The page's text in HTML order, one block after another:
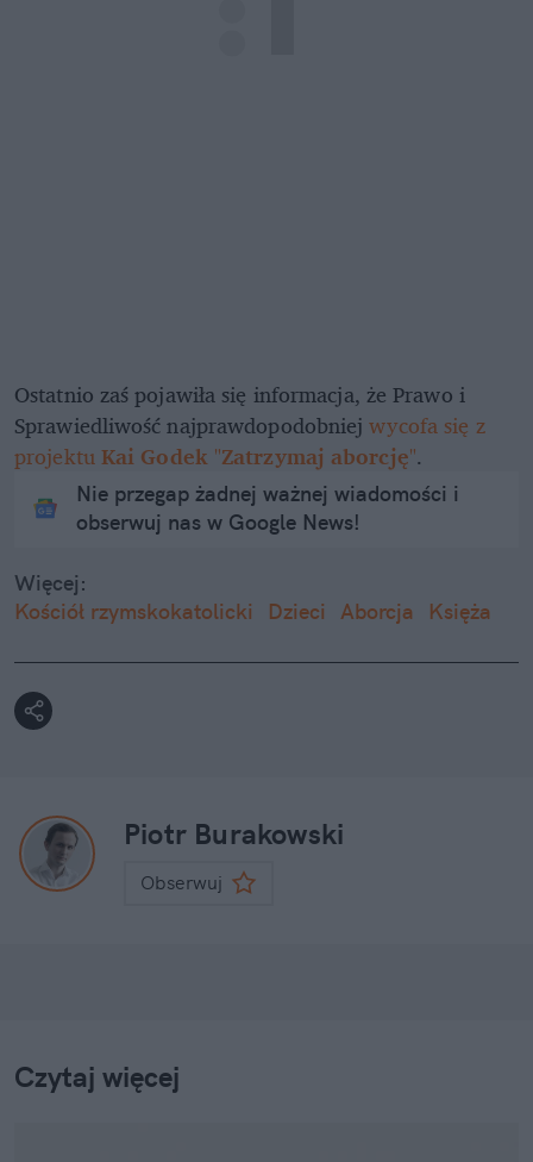
Ostatnio zaś pojawiła się informacja, że Prawo i
Sprawiedliwość najprawdopodobniejwycofa się z
projektuKai Godek"Zatrzymaj aborcję".
Nie przegap żadnej ważnej wiadomości i
obserwuj nas w Google News!
Więcej:
Kościół rzymskokatolicki
Dzieci Aborcja Księża
Piotr Burakowski
Obserwuj
Czytaj więcej